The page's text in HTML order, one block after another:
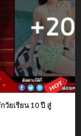
วัยเรียน 10 ปี สู่